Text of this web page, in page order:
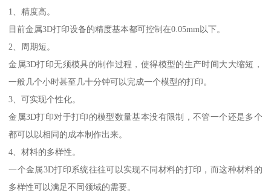
1、精度高。
目前金属3D打印设备的精度基本都可控制在0.05mm以下。
2、周期短。
金属3D打印无须模具的制作过程，使得模型的生产时间大大缩短，
一般几个小时甚至几十分钟可以完成一个模型的打印。
3、可实现个性化。
金属3D打印对于打印的模型数量基本没有限制，不管一个还是多个
都可以以相同的成本制作出来。
4、材料的多样性。
一个金属3D打印系统往往可以实现不同材料的打印，而这种材料的
多样性可以满足不同领域的需要。